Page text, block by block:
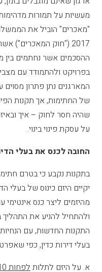
מעשיות על תמורות
"מאכרים" הוביל את
2017 ("חוק
ההסכמים אשר נחתמים בין
בפרויקט ולהתמודד עם
המארגנים נתן פתרון מסוים
של החתימות, אך תקנות
שהיה חסר לחוק – איך
על עסקת פינוי בינוי.
החובה לכנס את בעלי
בתקנות נקבע כי בטרם
יקיים היזם כינוס של בעלי
מהיזמים ליצר כנס
ולהתחיל להניע את התהליך
התקנות החדשות, עם
בעלי דירות כדין, כפי
א. על היזם לתלות לפחות 10 ימים